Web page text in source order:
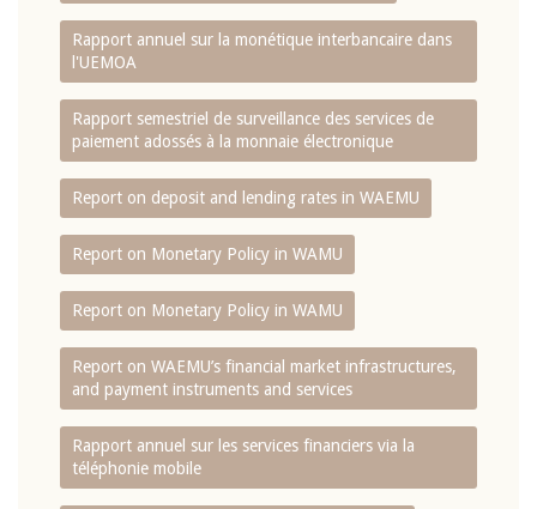
Rapport annuel sur la monétique interbancaire dans
l'UEMOA
Rapport semestriel de surveillance des services de
paiement adossés à la monnaie électronique
Report on deposit and lending rates in WAEMU
Report on Monetary Policy in WAMU
Report on Monetary Policy in WAMU
Report on WAEMU’s financial market infrastructures,
and payment instruments and services
Rapport annuel sur les services financiers via la
téléphonie mobile